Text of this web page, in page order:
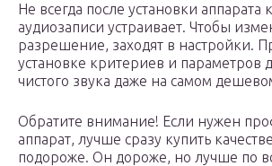
Не всегда после установки аппарата
аудиозаписи устраивает. Чтобы
разрешение, заходят в настройки.
установке критериев и параметров
чистого звука даже на самом
Обратите внимание! Если нужен
аппарат, лучше сразу купить
подороже. Он дороже, но лучше по